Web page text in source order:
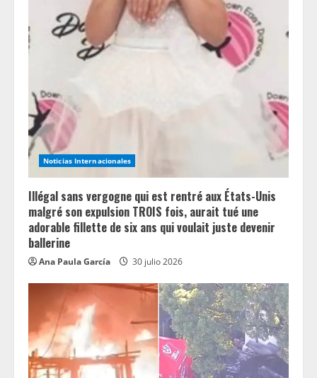
Noticias Internacionales
Illégal sans vergogne qui est rentré aux États-Unis
malgré son expulsion TROIS fois, aurait tué une
adorable fillette de six ans qui voulait juste devenir
ballerine
Ana Paula García 30 julio 2026